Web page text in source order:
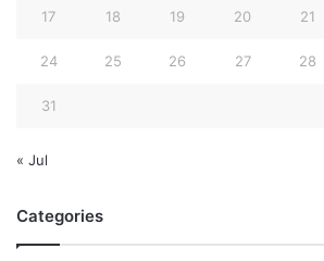
17 18 19 20 21
24 25 26 27 28
31
« Jul
Categories